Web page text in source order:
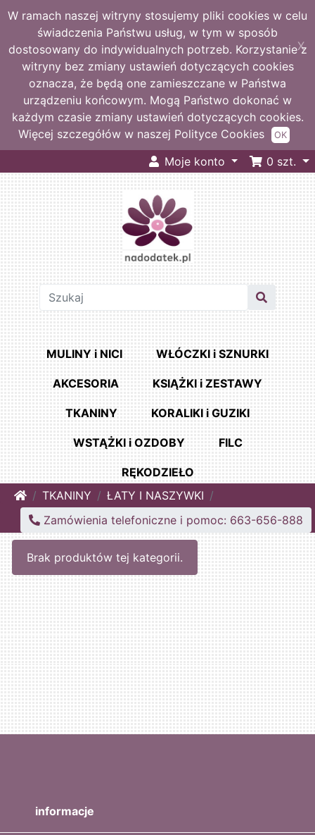
W ramach naszej witryny stosujemy pliki cookies w celu
świadczenia Państwu usług, w tym w sposób
dostosowany do indywidualnych potrzeb. Korzystanie z
witryny bez zmiany ustawień dotyczących cookies
oznacza, że będą one zamieszczane w Państwa
urządzeniu końcowym. Mogą Państwo dokonać w
każdym czasie zmiany ustawień dotyczących cookies.
Więcej szczegółów w naszej Polityce Cookies
X
OK
Moje konto 0 szt.
MULINY i NICI WŁÓCZKI i SZNURKI
AKCESORIA KSIĄŻKI i ZESTAWY
TKANINY KORALIKI i GUZIKI
WSTĄŻKI i OZDOBY FILC
RĘKODZIEŁO
HomeTKANINY
ŁATY I NASZYWKI
Zamówienia telefoniczne i pomoc: 663-656-888
Brak produktów tej kategorii.
informacje